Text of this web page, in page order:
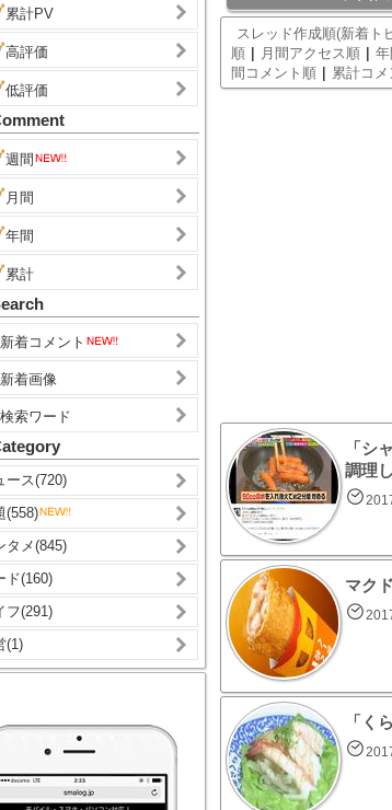
累計PV
高評価
低評価
週間
月間
年間
累計
新着コメント
新着画像
検索ワード
ース(720)
(558)
タメ(845)
ド(160)
フ(291)
(1)
スレッド作成順(新着ト
順 | 月間アクセス順 |
間コメント順 | 累計コ
「シ
調理
マク
「く